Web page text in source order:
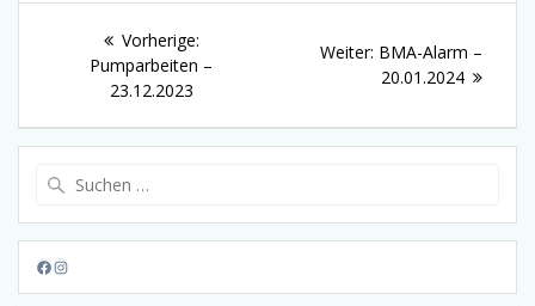
Beitragsnavigation
Vorherige:Vorheriger
Beitrag:
Pumparbeiten –
23.12.2023
Weiter: Nächster
Beitrag:
BMA-Alarm –
20.01.2024
Facebook
Instagram